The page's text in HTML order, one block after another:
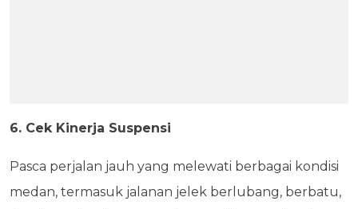
6. Cek Kinerja Suspensi
Pasca perjalan jauh yang melewati berbagai kondisi
medan, termasuk jalanan jelek berlubang, berbatu,